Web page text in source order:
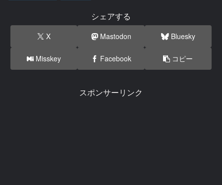
シェアする
X Mastodon Bluesky
Misskey Facebook コピー
スポンサーリンク